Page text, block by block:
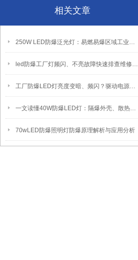
相关文章
250W LED防爆泛光灯：易燃易爆区域工业固定照明装置
led防爆工厂灯频闪、不亮故障快速排查维修方法
工厂防爆LED灯亮度变暗、频闪？驱动电源故障检修方法
一文读懂40W防爆LED灯：隔爆外壳、散热、防爆认证原理
70wLED防爆照明灯防爆原理解析与应用分析